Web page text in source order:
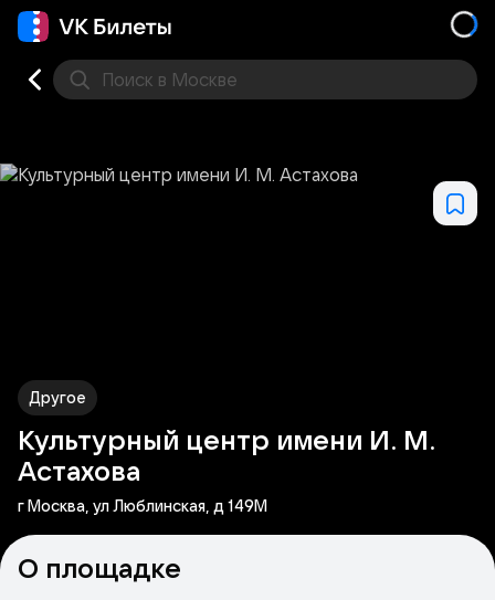
Поиск в Москве
Другое
Культурный центр имени И. М.
Астахова
г Москва, ул Люблинская, д 149М
О площадке